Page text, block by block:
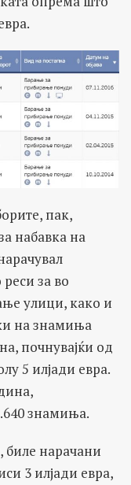
пак,
набавка на
за во
улици, како и
на знамиња
почнувајќи од
5 илјади евра.
знамиња.
нарачани
3 илјади евра,